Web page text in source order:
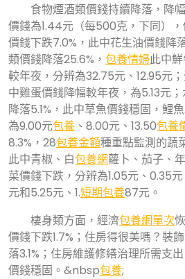
食物煙酒類價錢持續降落，降
價錢為1.44元（每500克，下同）
價錢下跌7.0%，此中花生油價錢降
類價錢降落25.6%， 包養情婦此中
較年夜，分辨為32.75元、12.95元
中雞蛋價錢降幅較年夜，為5.13元
降落5.1%，此中草魚價錢穩固，鯉
為9.00元包養 、8.00元、13.50包養
8.3%，28包養金額種重點監測的蔬
此中青椒、白包養網蘿卜、茄子、
菜價錢下跌，分辨為1.05元、0.35元
元和5.25元、1.短期包養87元。
棲身類方面，經濟包養網單次
價錢下跌1.7%；住房得很美嗎？裝
落3.1%；住房維護修繕治理所需支
價錢穩固。&nbsp包養;